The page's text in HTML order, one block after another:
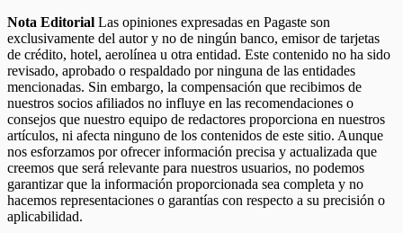
Nota Editorial Las opiniones expresadas en Pagaste son
exclusivamente del autor y no de ningún banco, emisor de tarjetas
de crédito, hotel, aerolínea u otra entidad. Este contenido no ha sido
revisado, aprobado o respaldado por ninguna de las entidades
mencionadas. Sin embargo, la compensación que recibimos de
nuestros socios afiliados no influye en las recomendaciones o
consejos que nuestro equipo de redactores proporciona en nuestros
artículos, ni afecta ninguno de los contenidos de este sitio. Aunque
nos esforzamos por ofrecer información precisa y actualizada que
creemos que será relevante para nuestros usuarios, no podemos
garantizar que la información proporcionada sea completa y no
hacemos representaciones o garantías con respecto a su precisión o
aplicabilidad.